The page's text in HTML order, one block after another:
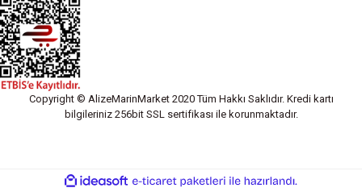
Copyright © AlizeMarinMarket 2020 Tüm Hakkı Saklıdır. Kredi kartı
bilgileriniz 256bit SSL sertifikası ile korunmaktadır.
ideasoft
e-